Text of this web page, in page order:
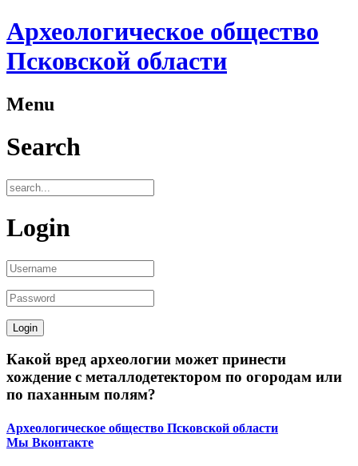
Археологическое общество
Псковской области
Menu
Search
Login
Какой вред археологии может принести
хождение с металлодетектором по огородам или
по паханным полям?
Археологическое общество Псковской области
Мы Вконтакте